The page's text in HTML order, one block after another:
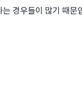
경우들이 많기 때문